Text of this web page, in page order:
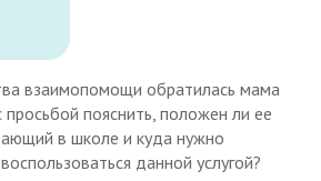
взаимопомощи обратилась мама
пояснить, положен ли ее
в школе и куда нужно
данной услугой?